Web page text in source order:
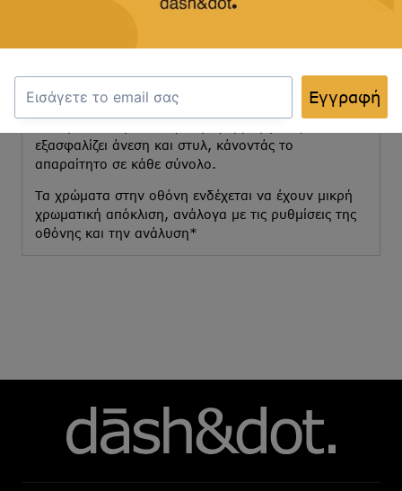
Το κλιπ γραβάτας είναι το ιδανικό αξεσουάρ για να
όλη τη διάρκεια της ημέρας. Κατασκευασμένο από
σχέδιο, είναι το τέλειο αξεσουάρ για κάθε
επαγγελματική ή επίσημη εμφάνιση.
εξασφαλίζει άνεση και στυλ, κάνοντάς το
απαραίτητο σε κάθε σύνολο.
Τα χρώματα στην οθόνη ενδέχεται να έχουν μικρή
χρωματική απόκλιση, ανάλογα με τις ρυθμίσεις της
οθόνης και την ανάλυση*
Εγγραφή